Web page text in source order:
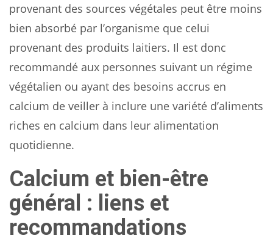
provenant des sources végétales peut être moins
bien absorbé par l’organisme que celui
provenant des produits laitiers. Il est donc
recommandé aux personnes suivant un régime
végétalien ou ayant des besoins accrus en
calcium de veiller à inclure une variété d’aliments
riches en calcium dans leur alimentation
quotidienne.
Calcium et bien-être
général : liens et
recommandations